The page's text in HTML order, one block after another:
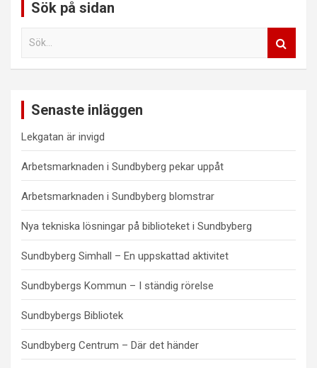
Sök på sidan
Senaste inläggen
Lekgatan är invigd
Arbetsmarknaden i Sundbyberg pekar uppåt
Arbetsmarknaden i Sundbyberg blomstrar
Nya tekniska lösningar på biblioteket i Sundbyberg
Sundbyberg Simhall – En uppskattad aktivitet
Sundbybergs Kommun – I ständig rörelse
Sundbybergs Bibliotek
Sundbyberg Centrum – Där det händer